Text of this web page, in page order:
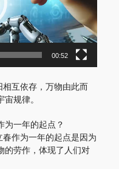
00:52
互依存，万物由此而
规律。
为一年的起点？
作为一年的起点是因为
的劳作，体现了人们对